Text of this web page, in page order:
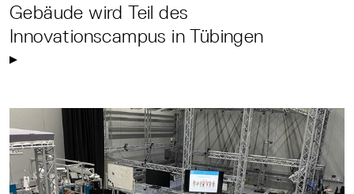
Gebäude wird Teil des
Innovationscampus in Tübingen